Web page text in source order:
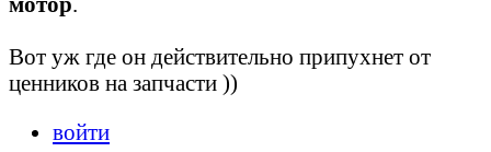
Вот уж где он действительно припухнет от
ценников на запчасти ))
войти